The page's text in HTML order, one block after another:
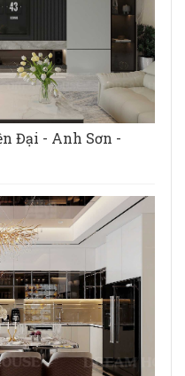
Đại - Anh Sơn -